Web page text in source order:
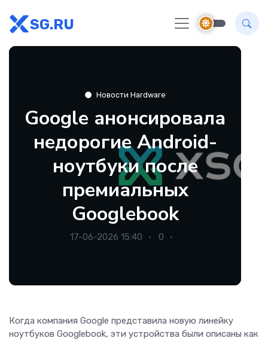
SG.RU
Новости Hardware
Google анонсировала
недорогие Android-
ноутбуки после
премиальных
Googlebook
17-06-2026 15:40 0
Когда компания Google представила новую линейку
ноутбуков Googlebook, эти устройства были описаны как